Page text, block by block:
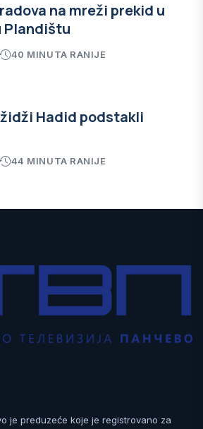
na mreži prekid u
Plandištu
40 MINUTA RANIJE
Hadid podstakli
44 MINUTA RANIJE
je preduzeće koje je registrovano za